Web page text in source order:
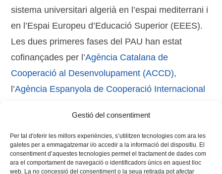
Gestió del consentiment
Per tal d'oferir les millors experiències, s’utilitzen tecnologies com ara les
galetes per a emmagatzemar i/o accedir a la informació del dispositiu. El
consentiment d’aquestes tecnologies permet el tractament de dades com
ara el comportament de navegació o identificadors únics en aquest lloc
web. La no concessió del consentiment o la seua retirada pot afectar
sistema universitari algerià en l’espai mediterrani i
en l’Espai Europeu d’Educació Superior (EEES).
Les dues primeres fases del PAU han estat
cofinançades per l’Agència Catalana de
Cooperació al Desenvolupament (ACCD),
l’Agència Espanyola de Cooperació Internacional